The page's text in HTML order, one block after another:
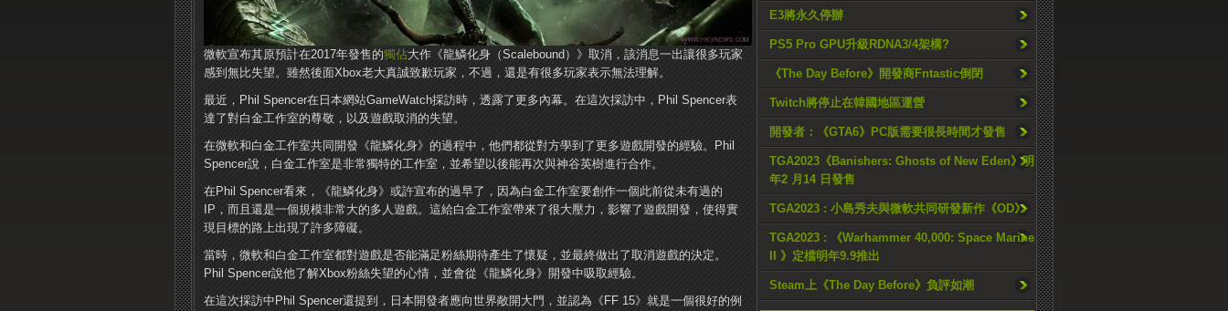
E3將永久停辦
PS5 Pro GPU升級RDNA3/4架構?
《The Day Before》開發商Fntastic倒閉
Twitch將停止在韓國地區運營
開發者：《GTA6》PC版需要很長時間才發售
TGA2023《Banishers: Ghosts of New Eden》明
年2 月14 日發售
TGA2023 : 小島秀夫與微軟共同研發新作《OD》
TGA2023 : 《Warhammer 40,000: Space Marine
II 》定檔明年9.9推出
Steam上《The Day Before》負評如潮
微軟宣布其原預計在2017年發售的獨佔大作《龍鱗化身（Scalebound）》取消，該消息一出讓很多玩家
感到無比失望。雖然後面Xbox老大真誠致歉玩家，不過，還是有很多玩家表示無法理解。
最近，Phil Spencer在日本網站GameWatch採訪時，透露了更多內幕。在這次採訪中，Phil Spencer表
達了對白金工作室的尊敬，以及遊戲取消的失望。
在微軟和白金工作室共同開發《龍鱗化身》的過程中，他們都從對方學到了更多遊戲開發的經驗。Phil
Spencer說，白金工作室是非常獨特的工作室，並希望以後能再次與神谷英樹進行合作。
在Phil Spencer看來，《龍鱗化身》或許宣布的過早了，因為白金工作室要創作一個此前從未有過的
IP，而且還是一個規模非常大的多人遊戲。這給白金工作室帶來了很大壓力，影響了遊戲開發，使得實
現目標的路上出現了許多障礙。
當時，微軟和白金工作室都對遊戲是否能滿足粉絲期待產生了懷疑，並最終做出了取消遊戲的決定。
Phil Spencer說他了解Xbox粉絲失望的心情，並會從《龍鱗化身》開發中吸取經驗。
在這次採訪中Phil Spencer還提到，日本開發者應向世界敞開大門，並認為《FF 15》就是一個很好的例